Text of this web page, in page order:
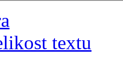
textu